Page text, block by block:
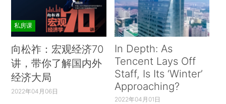
私房课
向松祚：宏观经济70
讲，带你了解国内外
经济大局
2022年04月06日
In Depth: As
Tencent Lays Off
Staff, Is Its ‘Winter’
Approaching?
2022年04月01日